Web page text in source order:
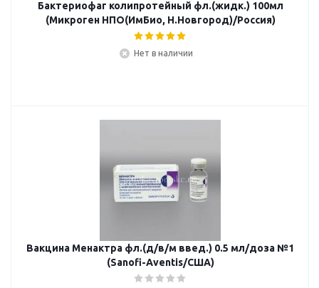
Бактериофаг колипротейный фл.(жидк.) 100мл
(Микроген НПО(ИмБио, Н.Новгород)/Россия)
Нет в наличии
Вакцина Менактра фл.(д/в/м введ.) 0.5 мл/доза №1
(Sanofi-Aventis/США)